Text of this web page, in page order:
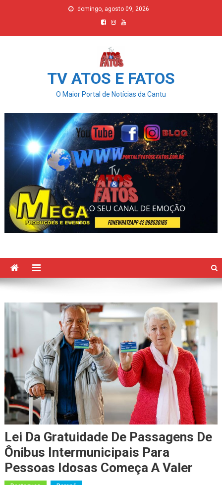
domingo, agosto 09, 2026
TV ATOS E FATOS
O Maior Portal de Notícias da Cantu
Lei Da Gratuidade De Passagens De
Ônibus Intermunicipais Para
Pessoas Idosas Começa A Valer